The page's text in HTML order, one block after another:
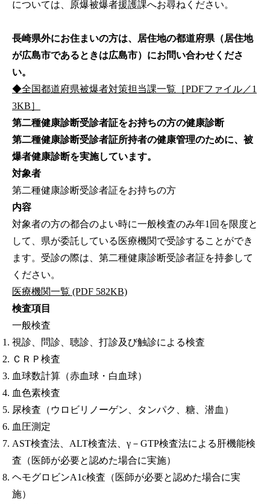
については、原爆被爆者援護課へお尋ねください。
長崎県外にお住まいの方は、居住地の都道府県（居住地
が広島市であるときは広島市）にお問い合わせくださ
い。
◆全国都道府県被爆者対策担当課一覧［PDFファイル／1
3KB］
第二種健康診断受診者証をお持ちの方の健康診断
第二種健康診断受診者証所持者の健康管理のために、被
爆者健康診断を実施しています。
対象者
第二種健康診断受診者証をお持ちの方
内容
対象者の方の都合のよい時に一般検査のみ年1回を限度と
して、県が委託している医療機関で受診することができ
ます。受診の際は、第二種健康診断受診者証を持参して
ください。
医療機関一覧 (PDF 582KB)
検査項目
一般検査
視診、問診、聴診、打診及び触診による検査
ＣＲＰ検査
血球数計算（赤血球・白血球）
血色素検査
尿検査（ウロビリノーゲン、タンパク、糖、潜血）
血圧測定
AST検査法、ALT検査法、γ－GTP検査法による肝機能検
査（医師が必要と認めた場合に実施）
ヘモグロビンA1c検査（医師が必要と認めた場合に実
施）